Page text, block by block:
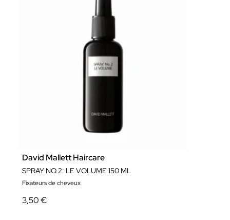
David Mallett Haircare
SPRAY NO.2: LE VOLUME 150 ML
Fixateurs de cheveux
3,50 €